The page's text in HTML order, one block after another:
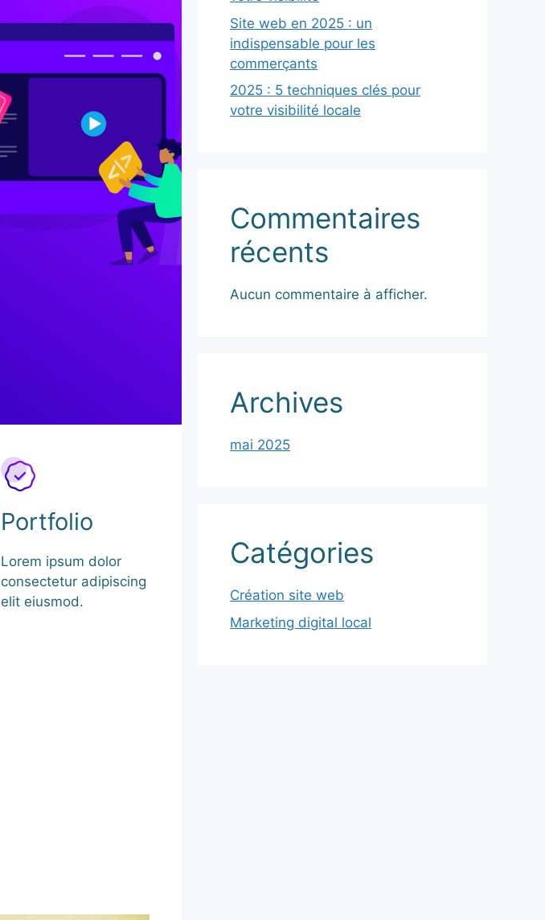
Portfolio
Lorem ipsum dolor
consectetur adipiscing
elit eiusmod.
Site web en 2025 : un
indispensable pour les
commerçants
2025 : 5 techniques clés pour
votre visibilité locale
Commentaires
récents
Aucun commentaire à afficher.
Archives
mai 2025
Catégories
Création site web
Marketing digital local